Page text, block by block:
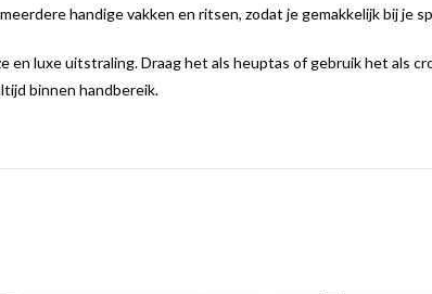
handige vakken en ritsen, zodat je gemakkelijk bij je
luxe uitstraling. Draag het als heuptas of gebruik het als
binnen handbereik.